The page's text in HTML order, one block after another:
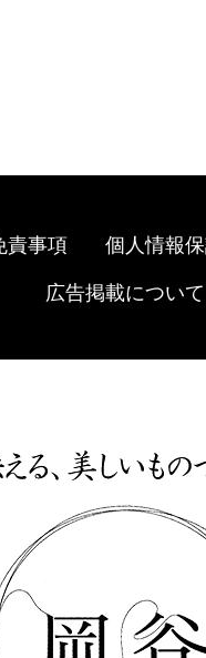
責事項 個人情報
広告掲載について